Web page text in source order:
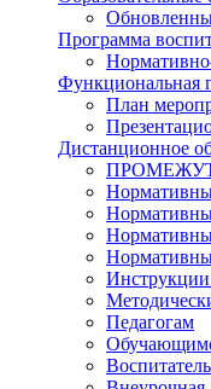
Программа
Функциональная
План
Дистанционное
Педагогам